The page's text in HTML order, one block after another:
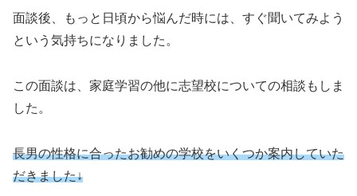
面談後、もっと日頃から悩んだ時には、すぐ聞いてみよう
という気持ちになりました。
この面談は、家庭学習の他に志望校についての相談もしま
した。
長男の性格に合ったお勧めの学校をいくつか案内していた
だきました↓